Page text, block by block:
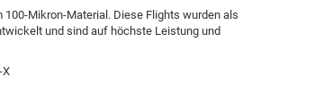
MD 350
Merkur
Mikron-Material. Diese Flights wurden als
und sind auf höchste Leistung und